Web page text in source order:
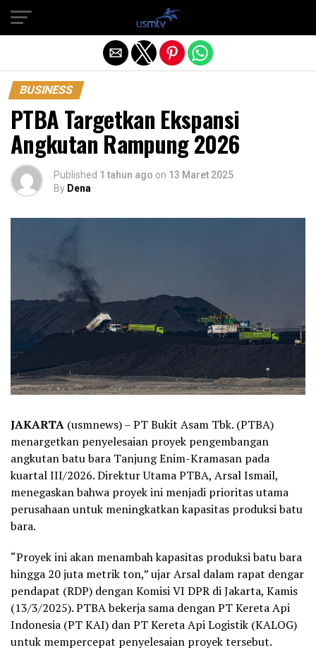
BUSINESS
PTBA Targetkan Ekspansi
Angkutan Rampung 2026
Published 1 tahun ago on 13 Maret 2025
By Dena
JAKARTA (usmnews) – PT Bukit Asam Tbk. (PTBA)
menargetkan penyelesaian proyek pengembangan
angkutan batu bara Tanjung Enim-Kramasan pada
kuartal III/2026. Direktur Utama PTBA, Arsal Ismail,
menegaskan bahwa proyek ini menjadi prioritas utama
perusahaan untuk meningkatkan kapasitas produksi batu
bara.
“Proyek ini akan menambah kapasitas produksi batu bara
hingga 20 juta metrik ton,” ujar Arsal dalam rapat dengar
pendapat (RDP) dengan Komisi VI DPR di Jakarta, Kamis
(13/3/2025). PTBA bekerja sama dengan PT Kereta Api
Indonesia (PT KAI) dan PT Kereta Api Logistik (KALOG)
untuk mempercepat penyelesaian proyek tersebut.
Exit mobile version